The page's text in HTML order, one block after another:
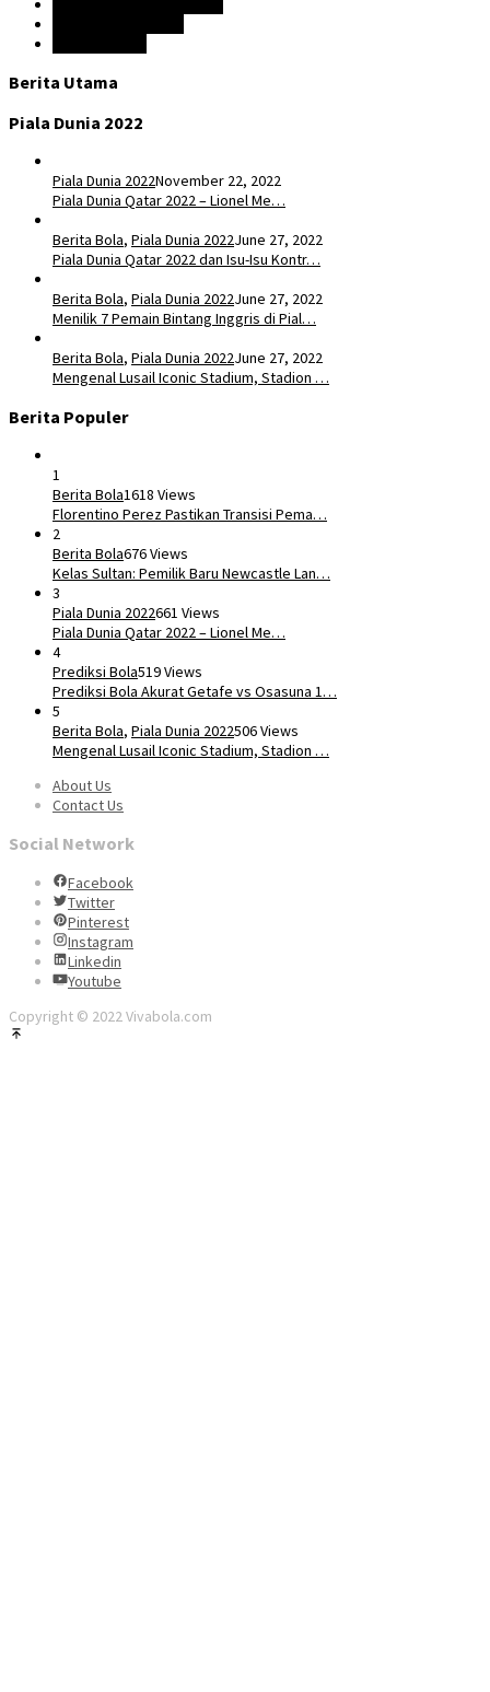
Berita Utama
Piala Dunia 2022
Piala Dunia 2022November 22, 2022
Piala Dunia Qatar 2022 – Lionel Me…
Berita Bola, Piala Dunia 2022June 27, 2022
Piala Dunia Qatar 2022 dan Isu-Isu Kontr…
Berita Bola, Piala Dunia 2022June 27, 2022
Menilik 7 Pemain Bintang Inggris di Pial…
Berita Bola, Piala Dunia 2022June 27, 2022
Mengenal Lusail Iconic Stadium, Stadion …
Berita Populer
1
Berita Bola1618 Views
​Florentino Perez Pastikan Transisi Pema…
2
Berita Bola676 Views
Kelas Sultan: Pemilik Baru Newcastle Lan…
3
Piala Dunia 2022661 Views
Piala Dunia Qatar 2022 – Lionel Me…
4
Prediksi Bola519 Views
Prediksi Bola Akurat Getafe vs Osasuna 1…
5
Berita Bola, Piala Dunia 2022506 Views
Mengenal Lusail Iconic Stadium, Stadion …
About Us
Contact Us
Social Network
Facebook
Twitter
Pinterest
Instagram
Linkedin
Youtube
Copyright © 2022 Vivabola.com